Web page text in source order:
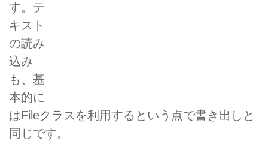
す。テ
キスト
の読み
込み
も、基
本的に
はFileクラスを利用するという点で書き出しと
同じです。